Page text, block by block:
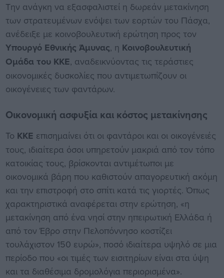
Την ανάγκη να εξασφαλιστεί η δωρεάν μετακίνηση
των στρατευμένων ενόψει των εορτών του Πάσχα,
ανέδειξε με κοινοβουλευτική ερώτηση προς τον
Υπουργό Εθνικής Άμυνας, η Κοινοβουλευτική
Ομάδα του ΚΚΕ, αναδεικνύοντας τις τεράστιες
οικονομικές δυσκολίες που αντιμετωπίζουν οι
οικογένειες των φαντάρων.
Οικονομική ασφυξία και κόστος μετακίνησης
Το ΚΚΕ επισημαίνει ότι οι φαντάροι και οι οικογένειές
τους, ιδιαίτερα όσοι υπηρετούν μακριά από τον τόπο
κατοικίας τους, βρίσκονται αντιμέτωποι με
οικονομικά βάρη που καθιστούν απαγορευτική ακόμη
και την επιστροφή στο σπίτι κατά τις γιορτές. Όπως
χαρακτηριστικά αναφέρεται στην ερώτηση, «η
μετακίνηση από ένα νησί στην ηπειρωτική Ελλάδα ή
από τον Έβρο στην Πελοπόννησο κοστίζει
τουλάχιστον 150 ευρώ», ποσό ιδιαίτερα υψηλό σε μια
περίοδο που «οι τιμές των εισιτηρίων είναι στα ύψη
και τα διαθέσιμα δρομολόγια περιορισμένα».